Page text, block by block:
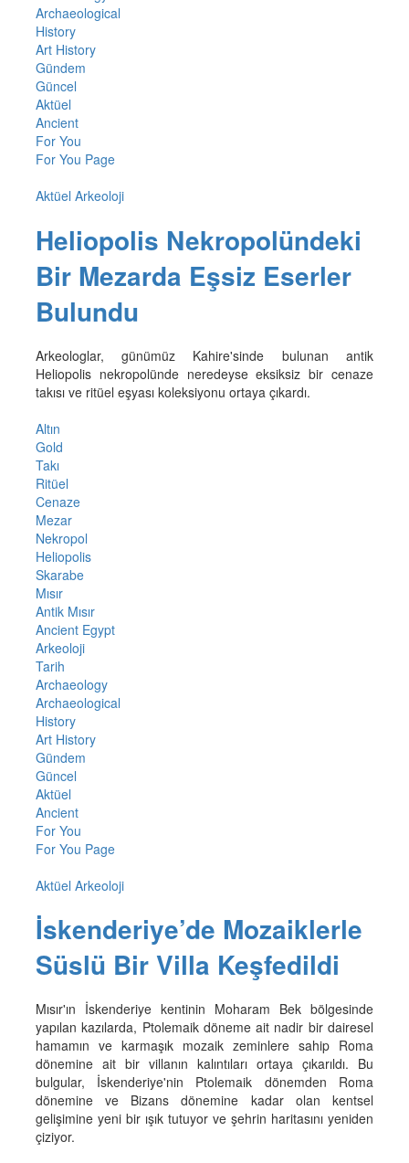
Archaeological
History
Art History
Gündem
Güncel
Aktüel
Ancient
For You
For You Page
Aktüel Arkeoloji
Heliopolis Nekropolündeki
Bir Mezarda Eşsiz Eserler
Bulundu
Arkeologlar, günümüz Kahire'sinde bulunan antik
Heliopolis nekropolünde neredeyse eksiksiz bir cenaze
takısı ve ritüel eşyası koleksiyonu ortaya çıkardı.
Altın
Gold
Takı
Ritüel
Cenaze
Mezar
Nekropol
Heliopolis
Skarabe
Mısır
Antik Mısır
Ancient Egypt
Arkeoloji
Tarih
Archaeology
Archaeological
History
Art History
Gündem
Güncel
Aktüel
Ancient
For You
For You Page
Aktüel Arkeoloji
İskenderiye’de Mozaiklerle
Süslü Bir Villa Keşfedildi
Mısır'ın İskenderiye kentinin Moharam Bek bölgesinde
yapılan kazılarda, Ptolemaik döneme ait nadir bir dairesel
hamamın ve karmaşık mozaik zeminlere sahip Roma
dönemine ait bir villanın kalıntıları ortaya çıkarıldı. Bu
bulgular, İskenderiye'nin Ptolemaik dönemden Roma
dönemine ve Bizans dönemine kadar olan kentsel
gelişimine yeni bir ışık tutuyor ve şehrin haritasını yeniden
çiziyor.